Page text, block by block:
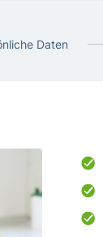
Daten